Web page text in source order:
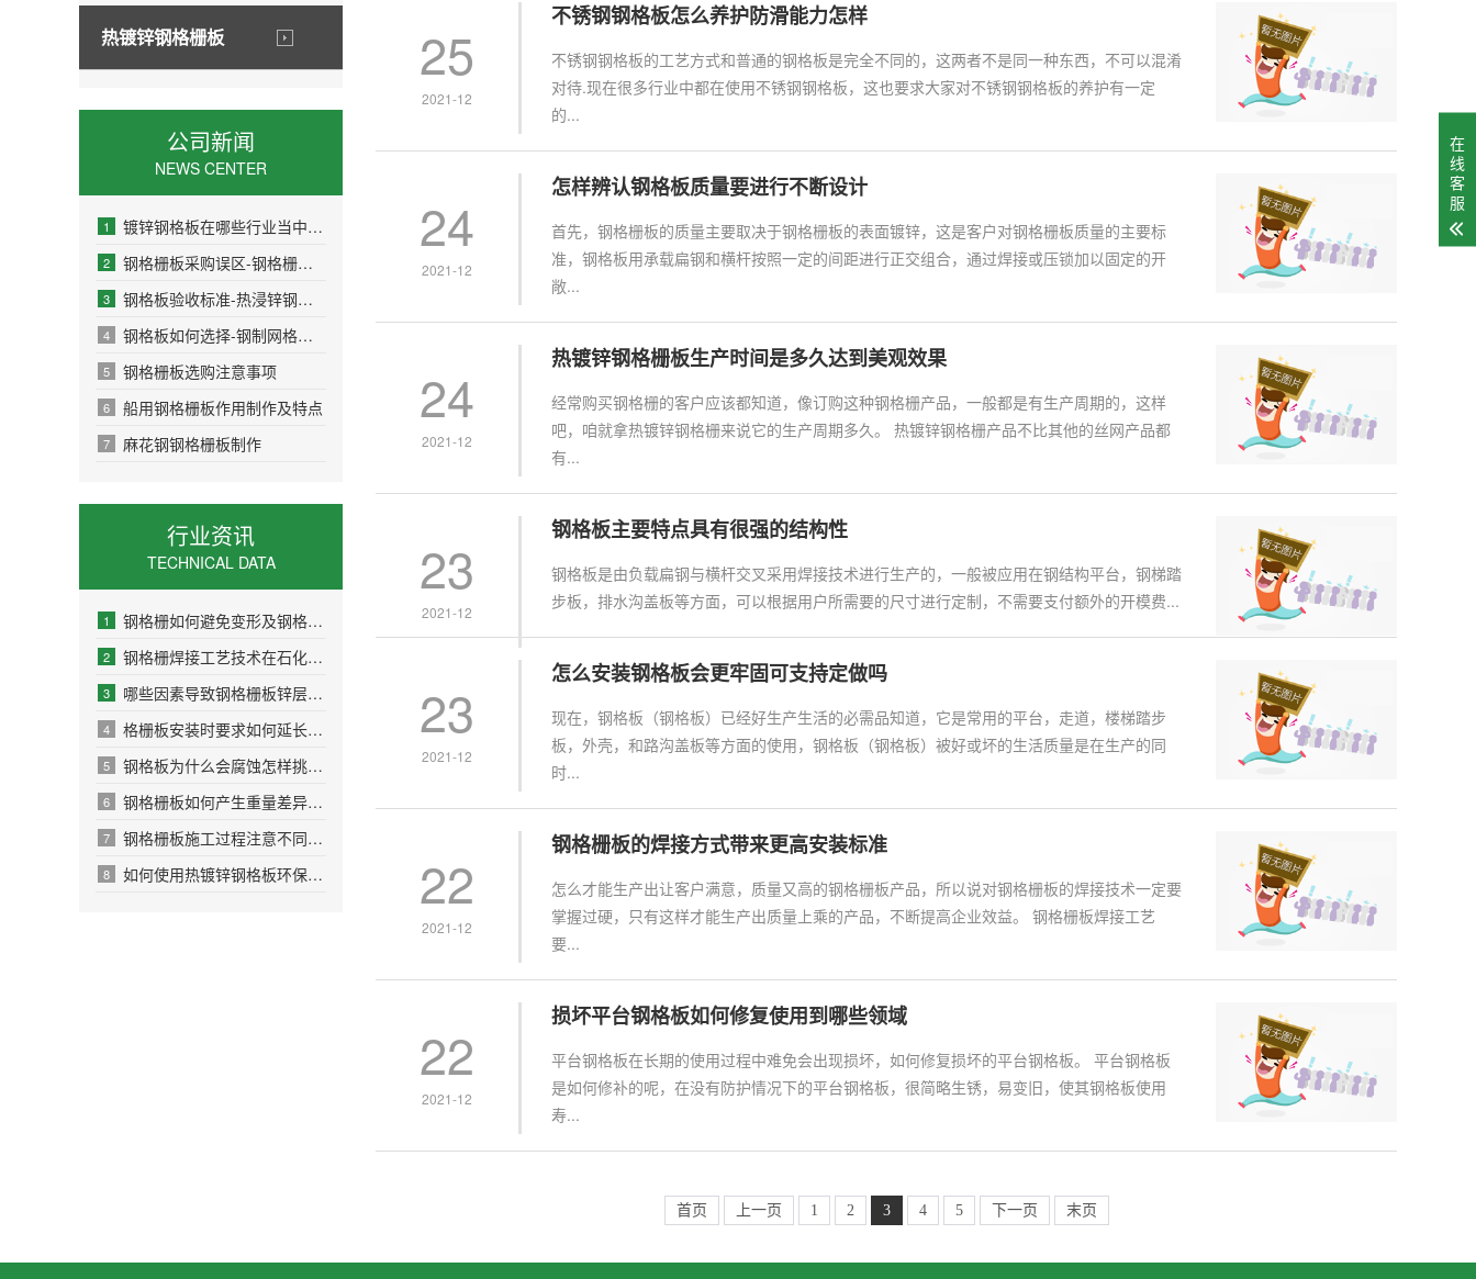
热镀锌钢格栅板
公司新闻
NEWS CENTER
1 镀锌钢格板在哪些行业当中的使用频率比较高
2 钢格栅板采购误区-钢格栅板现货
3 钢格板验收标准-热浸锌钢格板
4 钢格板如何选择-钢制网格板的规格
5 钢格栅板选购注意事项
6 船用钢格栅板作用制作及特点
7 麻花钢钢格栅板制作
行业资讯
TECHNICAL DATA
1 钢格栅如何避免变形及钢格栅购买价格因素
2 钢格栅焊接工艺技术在石化工业应用
3 哪些因素导致钢格栅板锌层脱落避免出现轻便氧
4 格栅板安装时要求如何延长使用
5 钢格板为什么会腐蚀怎样挑选到高性价比
6 钢格栅板如何产生重量差异格栅板应用
7 钢格栅板施工过程注意不同种类作用
8 如何使用热镀锌钢格板环保下沉的原因
25
2021-12
不锈钢钢格板怎么养护防滑能力怎样
不锈钢钢格板的工艺方式和普通的钢格板是完全不同的，这两者不是同一种东西，不可以混淆
对待.现在很多行业中都在使用不锈钢钢格板，这也要求大家对不锈钢钢格板的养护有一定
的...
24
2021-12
怎样辨认钢格板质量要进行不断设计
首先，钢格栅板的质量主要取决于钢格栅板的表面镀锌，这是客户对钢格栅板质量的主要标
准，钢格板用承载扁钢和横杆按照一定的间距进行正交组合，通过焊接或压锁加以固定的开
敞...
24
2021-12
热镀锌钢格栅板生产时间是多久达到美观效果
经常购买钢格栅的客户应该都知道，像订购这种钢格栅产品，一般都是有生产周期的，这样
吧，咱就拿热镀锌钢格栅来说它的生产周期多久。 热镀锌钢格栅产品不比其他的丝网产品都
有...
23
2021-12
钢格板主要特点具有很强的结构性
钢格板是由负载扁钢与横杆交叉采用焊接技术进行生产的，一般被应用在钢结构平台，钢梯踏
步板，排水沟盖板等方面，可以根据用户所需要的尺寸进行定制，不需要支付额外的开模费...
23
2021-12
怎么安装钢格板会更牢固可支持定做吗
现在，钢格板（钢格板）已经好生产生活的必需品知道，它是常用的平台，走道，楼梯踏步
板，外壳，和路沟盖板等方面的使用，钢格板（钢格板）被好或坏的生活质量是在生产的同
时...
22
2021-12
钢格栅板的焊接方式带来更高安装标准
怎么才能生产出让客户满意，质量又高的钢格栅板产品，所以说对钢格栅板的焊接技术一定要
掌握过硬，只有这样才能生产出质量上乘的产品，不断提高企业效益。 钢格栅板焊接工艺
要...
22
2021-12
损坏平台钢格板如何修复使用到哪些领域
平台钢格板在长期的使用过程中难免会出现损坏，如何修复损坏的平台钢格板。 平台钢格板
是如何修补的呢，在没有防护情况下的平台钢格板，很简略生锈，易变旧，使其钢格板使用
寿...
首页 上一页 1 2 3 4 5 下一页 末页
在
线
客
服